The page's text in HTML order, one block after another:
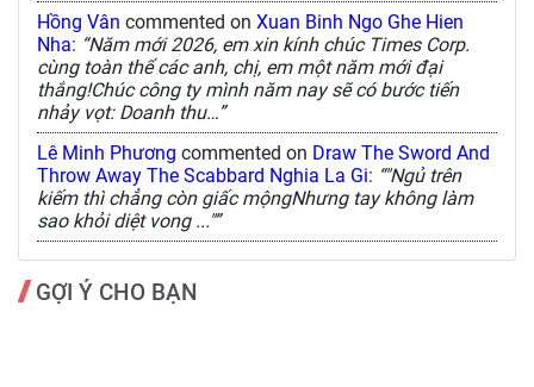
Hồng Vân commented on Xuan Binh Ngo Ghe Hien
Nha: “Năm mới 2026, em xin kính chúc Times Corp.
cùng toàn thể các anh, chị, em một năm mới đại
thắng!Chúc công ty mình năm nay sẽ có bước tiến
nhảy vọt: Doanh thu…”
Lê Minh Phương commented on Draw The Sword And
Throw Away The Scabbard Nghia La Gi: “"Ngủ trên
kiếm thì chẳng còn giấc mộngNhưng tay không làm
sao khỏi diệt vong ..."”
GỢI Ý CHO BẠN